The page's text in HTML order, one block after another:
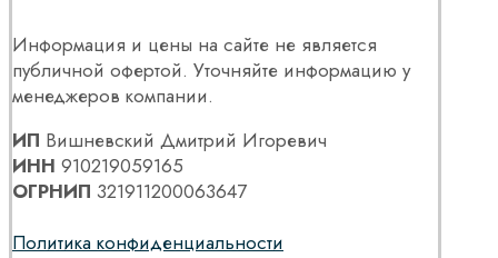
Информация и цены на сайте не является
публичной офертой. Уточняйте информацию у
менеджеров компании.
ИП Вишневский Дмитрий Игоревич
ИНН 910219059165
ОГРНИП 321911200063647
Политика конфиденциальности